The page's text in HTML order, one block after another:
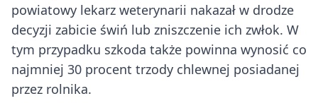
powiatowy lekarz weterynarii nakazał w drodze
decyzji zabicie świń lub zniszczenie ich zwłok. W
tym przypadku szkoda także powinna wynosić co
najmniej 30 procent trzody chlewnej posiadanej
przez rolnika.